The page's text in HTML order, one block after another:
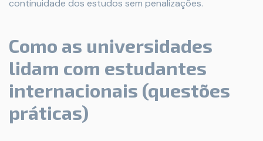
continuidade dos estudos sem penalizações.
Como as universidades
lidam com estudantes
internacionais (questões
práticas)